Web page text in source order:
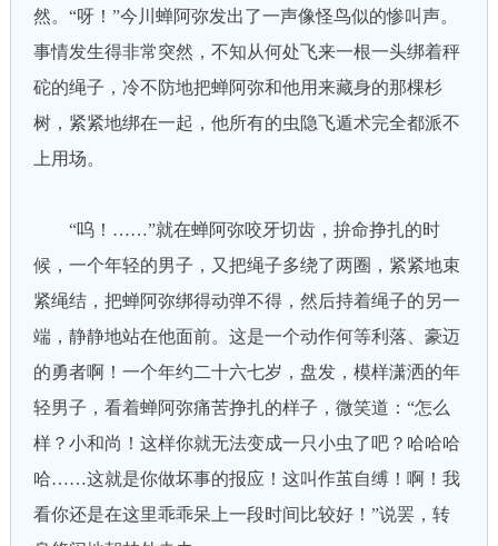
然。“呀！”今川蝉阿弥发出了一声像怪鸟似的惨叫声。
事情发生得非常突然，不知从何处飞来一根一头绑着秤
砣的绳子，冷不防地把蝉阿弥和他用来藏身的那棵杉
树，紧紧地绑在一起，他所有的虫隐飞遁术完全都派不
上用场。
“呜！……”就在蝉阿弥咬牙切齿，拚命挣扎的时
候，一个年轻的男子，又把绳子多绕了两圈，紧紧地束
紧绳结，把蝉阿弥绑得动弹不得，然后持着绳子的另一
端，静静地站在他面前。这是一个动作何等利落、豪迈
的勇者啊！一个年约二十六七岁，盘发，模样潇洒的年
轻男子，看着蝉阿弥痛苦挣扎的样子，微笑道：“怎么
样？小和尚！这样你就无法变成一只小虫了吧？哈哈哈
哈……这就是你做坏事的报应！这叫作茧自缚！啊！我
看你还是在这里乖乖呆上一段时间比较好！”说罢，转